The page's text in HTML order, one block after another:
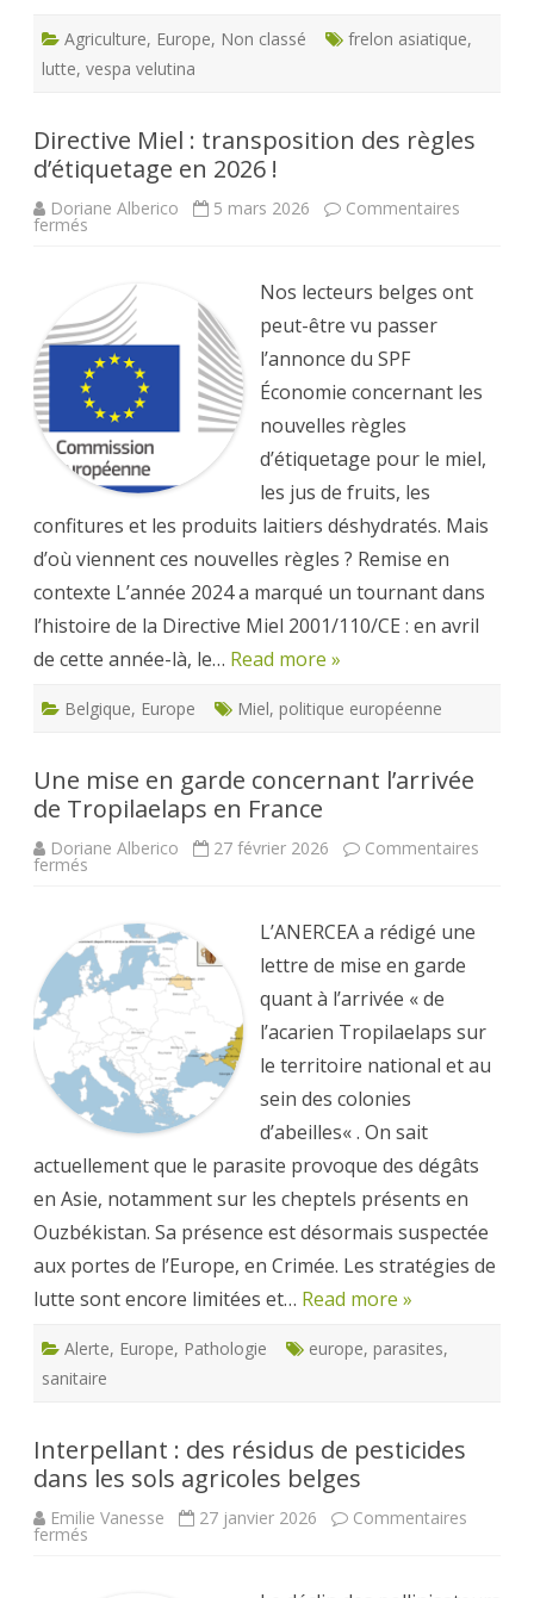
Agriculture, Europe, Non classé frelon asiatique,
lutte, vespa velutina
Directive Miel : transposition des règles
d’étiquetage en 2026 !
Doriane Alberico 5 mars 2026 Commentaires
fermés
transposition
des
règles
d’étiquetage
en
2026
!
Nos lecteurs belges ont
peut-être vu passer
l’annonce du SPF
Économie concernant les
nouvelles règles
d’étiquetage pour le miel,
les jus de fruits, les
confitures et les produits laitiers déshydratés. Mais
d’où viennent ces nouvelles règles ? Remise en
contexte L’année 2024 a marqué un tournant dans
l’histoire de la Directive Miel 2001/110/CE : en avril
de cette année-là, le… Read more »
Belgique, Europe Miel, politique européenne
Une mise en garde concernant l’arrivée
de Tropilaelaps en France
Doriane Alberico 27 février 2026 Commentaires
fermés
garde
concernant
l’arrivée
de
Tropilaelaps
France
L’ANERCEA a rédigé une
lettre de mise en garde
quant à l’arrivée « de
l’acarien Tropilaelaps sur
le territoire national et au
sein des colonies
d’abeilles« . On sait
actuellement que le parasite provoque des dégâts
en Asie, notamment sur les cheptels présents en
Ouzbékistan. Sa présence est désormais suspectée
aux portes de l’Europe, en Crimée. Les stratégies de
lutte sont encore limitées et… Read more »
Alerte, Europe, Pathologie europe, parasites,
sanitaire
Interpellant : des résidus de pesticides
dans les sols agricoles belges
Emilie Vanesse 27 janvier 2026 Commentaires
fermés